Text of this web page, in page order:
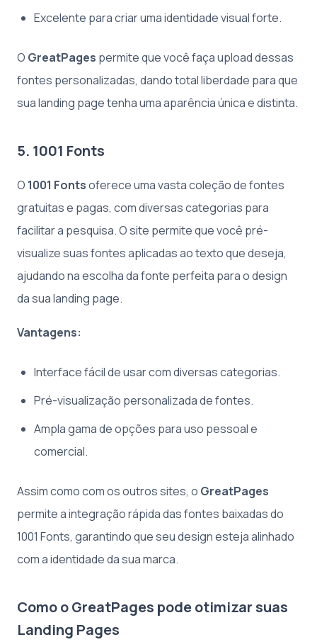
Excelente para criar uma identidade visual forte.
O GreatPages permite que você faça upload dessas
fontes personalizadas, dando total liberdade para que
sua landing page tenha uma aparência única e distinta.
5. 1001 Fonts
O 1001 Fontsoferece uma vasta coleção de fontes
gratuitas e pagas, com diversas categorias para
facilitar a pesquisa. O site permite que você pré-
visualize suas fontes aplicadas ao texto que deseja,
ajudando na escolha da fonte perfeita para o design
da sua landing page.
Vantagens:
Interface fácil de usar com diversas categorias.
Pré-visualização personalizada de fontes.
Ampla gama de opções para uso pessoal e
comercial.
Assim como com os outros sites, o GreatPages
permite a integração rápida das fontes baixadas do
1001 Fonts, garantindo que seu design esteja alinhado
com a identidade da sua marca.
Como o GreatPages pode otimizar suas
Landing Pages